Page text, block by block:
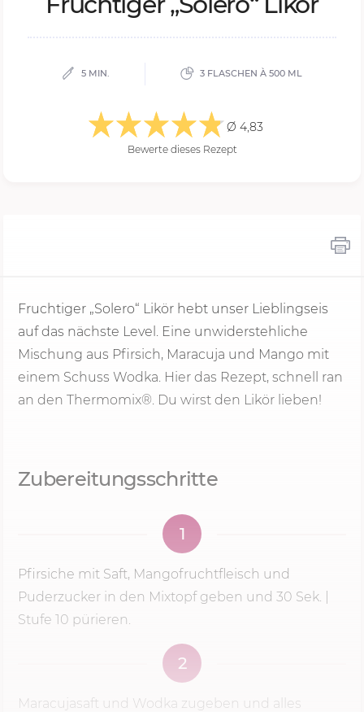
5 MIN. 3 FLASCHEN À 500 ML
Ø 4,83
Bewerte dieses Rezept
Fruchtiger „Solero“ Likör hebt unser Lieblingseis
auf das nächste Level. Eine unwiderstehliche
Mischung aus Pfirsich, Maracuja und Mango mit
einem Schuss Wodka. Hier das Rezept, schnell ran
an den Thermomix®. Du wirst den Likör lieben!
Zubereitungsschritte
1
Pfirsiche mit Saft, Mangofruchtfleisch und
Puderzucker in den Mixtopf geben und 30 Sek.
Stufe 10 pürieren.
2
Maracujasaft und Wodka zugeben und alles